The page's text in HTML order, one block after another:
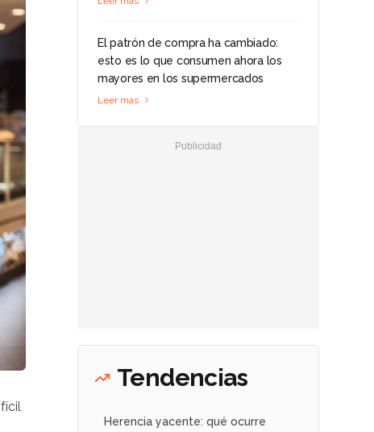
El patrón de compra ha cambiado:
esto es lo que consumen ahora los
mayores en los supermercados
Leer más
Tendencias
Herencia yacente: qué ocurre